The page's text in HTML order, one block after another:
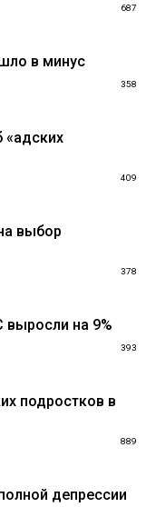
687
в минус
358
«адских
409
выбор
378
на 9%
393
подростков в
889
депрессии